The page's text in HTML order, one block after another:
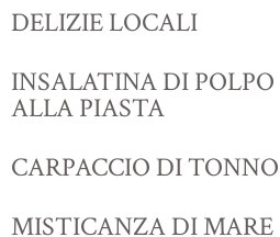
DELIZIE LOCALI
INSALATINA DI POLPO
ALLA PIASTA
CARPACCIO DI TONNO
MISTICANZA DI MARE